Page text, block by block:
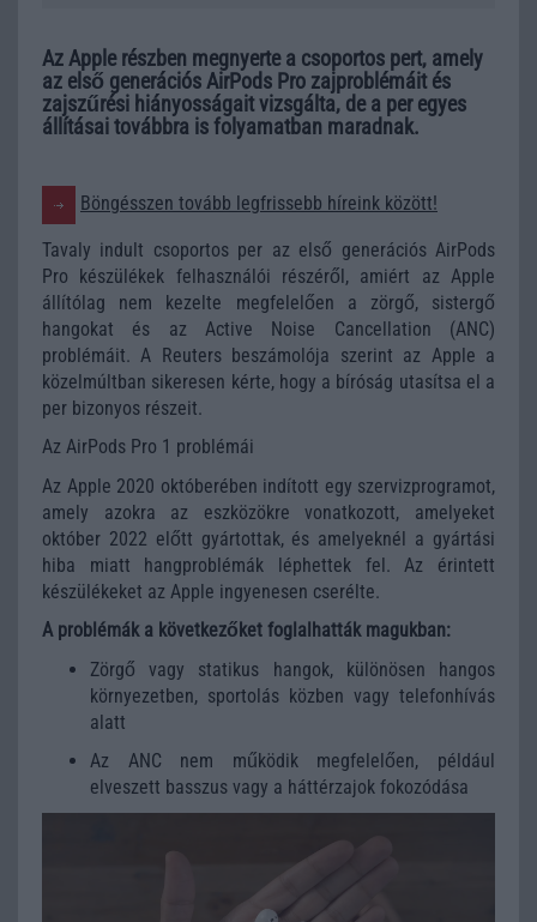
Az Apple részben megnyerte a csoportos pert, amely
az első generációs AirPods Pro zajproblémáit és
zajszűrési hiányosságait vizsgálta, de a per egyes
állításai továbbra is folyamatban maradnak.
Böngésszen tovább legfrissebb híreink között!
Tavaly indult csoportos per az első generációs AirPods
Pro készülékek felhasználói részéről, amiért az Apple
állítólag nem kezelte megfelelően a zörgő, sistergő
hangokat és az Active Noise Cancellation (ANC)
problémáit. A Reuters beszámolója szerint az Apple a
közelmúltban sikeresen kérte, hogy a bíróság utasítsa el a
per bizonyos részeit.
Az AirPods Pro 1 problémái
Az Apple 2020 októberében indított egy szervizprogramot,
amely azokra az eszközökre vonatkozott, amelyeket
október 2022 előtt gyártottak, és amelyeknél a gyártási
hiba miatt hangproblémák léphettek fel. Az érintett
készülékeket az Apple ingyenesen cserélte.
A problémák a következőket foglalhatták magukban:
Zörgő vagy statikus hangok, különösen hangos
környezetben, sportolás közben vagy telefonhívás
alatt
Az ANC nem működik megfelelően, például
elveszett basszus vagy a háttérzajok fokozódása